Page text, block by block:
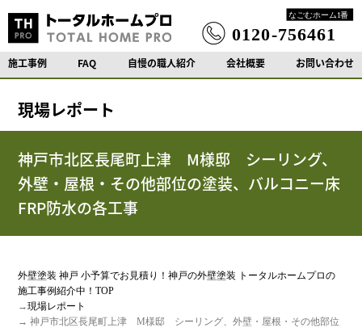
施工事例 FAQ 自慢の職人紹介 会社概要 お問い合わせ
現場レポート
神戸市北区長尾町上津 M様邸 シーリング、
外壁・屋根・その他部位の塗装、バルコニー床
FRP防水の各工事
外壁塗装 神戸 小予算でお見積り！神戸の外壁塗装 トータルホームプロの
施工事例紹介中！TOP
→現場レポート
→ 神戸市北区長尾町上津 M様邸 シーリング、外壁・屋根・その他部位